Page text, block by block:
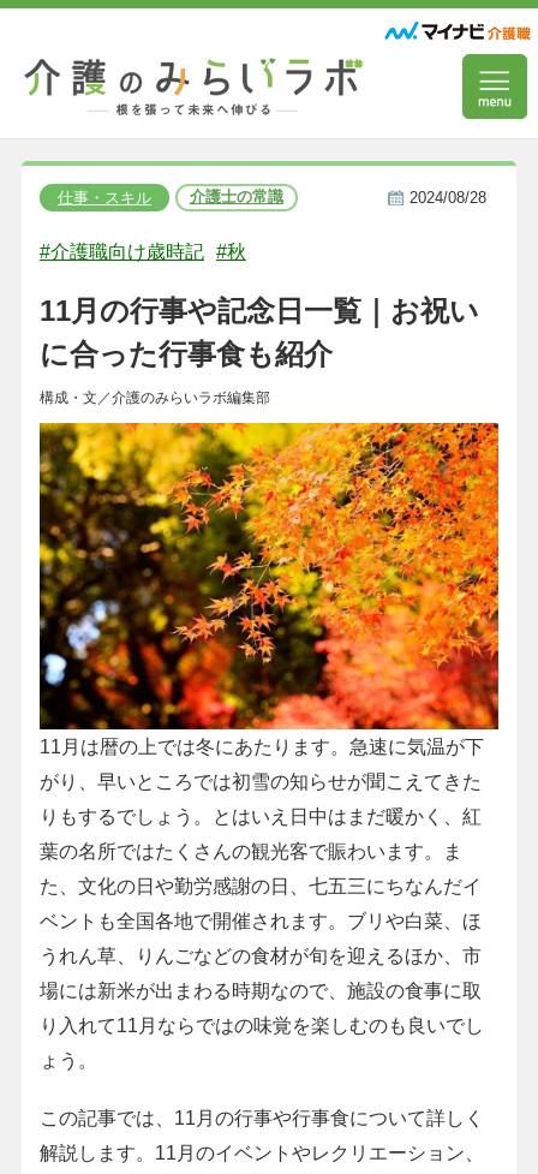
仕事・スキル 介護士の常識 2024/08/28
#介護職向け歳時記 #秋
11月の行事や記念日一覧｜お祝い
に合った行事食も紹介
構成・文／介護のみらいラボ編集部
11月は暦の上では冬にあたります。急速に気温が下
がり、早いところでは初雪の知らせが聞こえてきた
りもするでしょう。とはいえ日中はまだ暖かく、紅
葉の名所ではたくさんの観光客で賑わいます。ま
た、文化の日や勤労感謝の日、七五三にちなんだイ
ベントも全国各地で開催されます。ブリや白菜、ほ
うれん草、りんごなどの食材が旬を迎えるほか、市
場には新米が出まわる時期なので、施設の食事に取
り入れて11月ならではの味覚を楽しむのも良いでし
ょう。
この記事では、11月の行事や行事食について詳しく
解説します。11月のイベントやレクリエーション、